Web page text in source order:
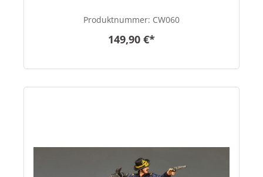
Produktnummer: CW060
149,90 €*